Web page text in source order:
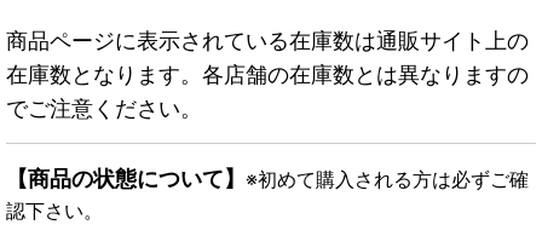
商品ページに表示されている在庫数は通販サイト上の
在庫数となります。各店舗の在庫数とは異なりますの
でご注意ください。
【商品の状態について】 ※初めて購入される方は必ずご確
認下さい。